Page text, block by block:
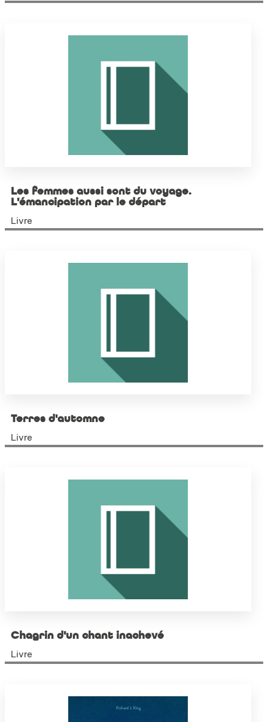
Les femmes aussi sont du voyage.
L'émancipation par le départ
Livre
Terres d'automne
Livre
Chagrin d'un chant inachevé
Livre